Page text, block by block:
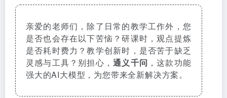
亲爱的老师们，除了日常的教学工作外，您
是否也会存在以下苦恼？研课时，观点提炼
是否耗时费力？教学创新时，是否苦于缺乏
灵感与工具？别担心，通义千问 ，这款功能
强大的AI大模型，为您带来全新解决方案。